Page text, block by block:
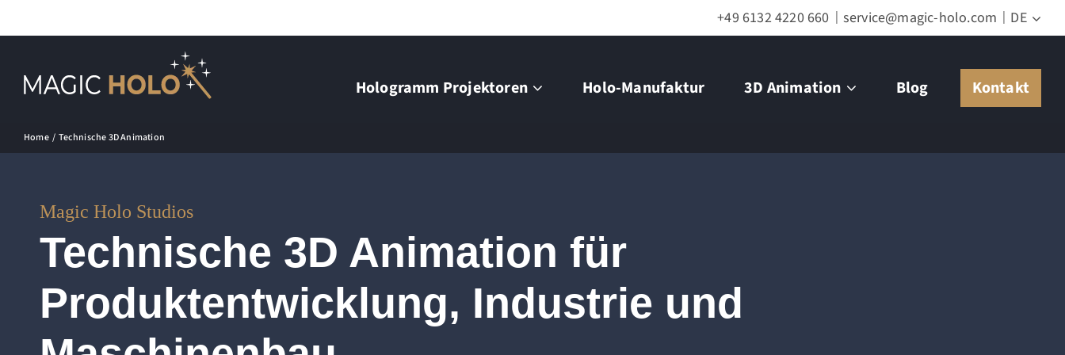
Inhalt
+49 6132 4220 660 service@magic-holo.com DE
Hologramm Projektoren Holo-Manufaktur 3D Animation Blog Kontakt
Home Technische 3D Animation
Magic Holo Studios
Technische 3D Animation für
Produktentwicklung, Industrie und